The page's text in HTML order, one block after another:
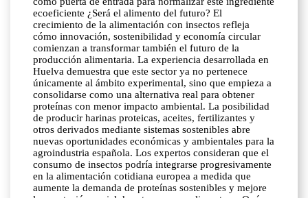
ecoeficiente ¿Será el alimento del futuro? El
crecimiento de la alimentación con insectos refleja
cómo innovación, sostenibilidad y economía circular
comienzan a transformar también el futuro de la
producción alimentaria. La experiencia desarrollada en
Huelva demuestra que este sector ya no pertenece
únicamente al ámbito experimental, sino que empieza a
consolidarse como una alternativa real para obtener
proteínas con menor impacto ambiental. La posibilidad
de producir harinas proteicas, aceites, fertilizantes y
otros derivados mediante sistemas sostenibles abre
nuevas oportunidades económicas y ambientales para la
agroindustria española. Los expertos consideran que el
consumo de insectos podría integrarse progresivamente
en la alimentación cotidiana europea a medida que
aumente la demanda de proteínas sostenibles y mejore